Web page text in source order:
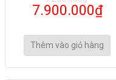
7.900.000₫
Thêm vào giỏ hàng